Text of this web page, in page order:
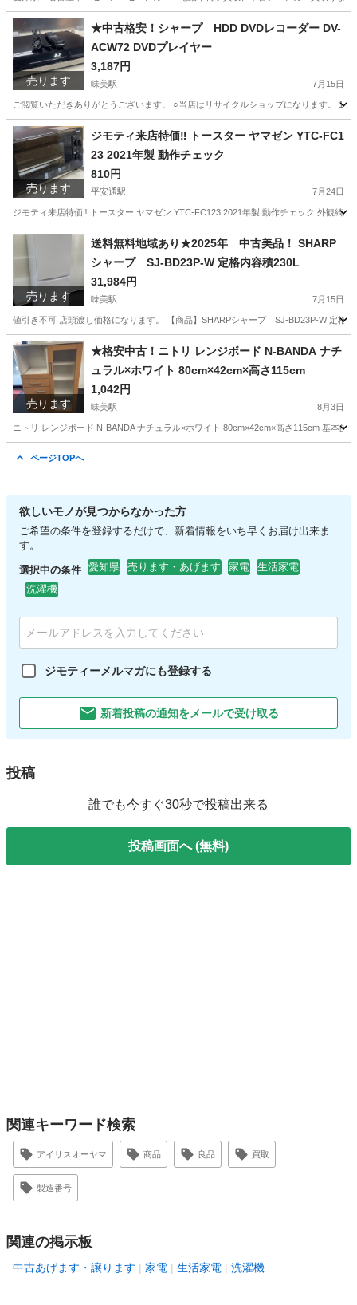
愛知 名古屋市 平安通駅 リサイクルショップ
売ります
★中古格安！シャープ HDD DVDレコーダー DV-
ACW72 DVDプレイヤー
3,187円
味美駅 7月15日
ご閲覧いただきありがとうございます。 ○当店はリサイクルショップになります。
愛知 春日井市 映像プレーヤー、レコーダー
シャープ
売ります
ジモティ来店特価‼ トースター ヤマゼン YTC-FC1
23 2021年製 動作チェック
810円
平安通駅 7月24日
ジモティ来店特価‼ トースター ヤマゼン YTC-FC123 2021年製 動作チェック 外観綺
愛知 名古屋市 平安通駅 キッチン家電
売ります
送料無料地域あり★2025年 中古美品！ SHARP
シャープ SJ-BD23P-W 定格内容積230L
31,984円
味美駅 7月15日
値引き不可 店頭渡し価格になります。 【商品】SHARPシャープ SJ-BD23P-W 定格
愛知 春日井市 味美駅 キッチン家電 シャープ
売ります
★格安中古！ニトリ レンジボード N-BANDA ナチ
ュラル×ホワイト 80cm×42cm×高さ115cm
1,042円
味美駅 8月3日
ニトリ レンジボード N-BANDA ナチュラル×ホワイト 80cm×42cm×高さ115cm 基本
ページTOPへ
欲しいモノが見つからなかった方
ご希望の条件を登録するだけで、新着情報をいち早くお届け出来ま
す。
選択中の条件 愛知県 売ります・あげます 家電
生活家電
洗濯機
ジモティーメルマガにも登録する
新着投稿の通知をメールで受け取る
投稿
誰でも今すぐ30秒で投稿出来る
投稿画面へ (無料)
関連キーワード検索
アイリスオーヤマ 商品 良品 買取
製造番号
関連の掲示板
中古あげます・譲ります 家電 生活家電 洗濯機